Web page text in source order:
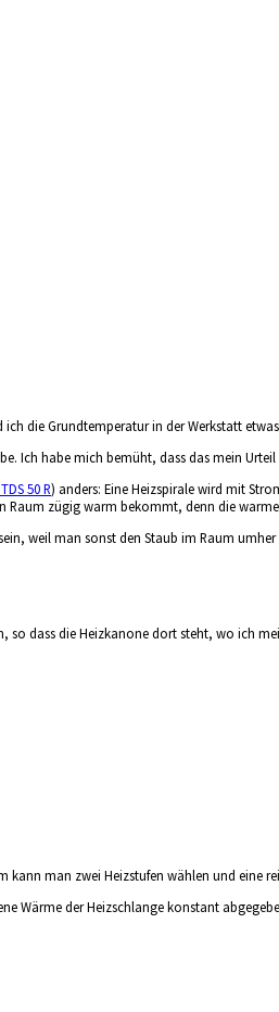
die Grundtemperatur in der Werkstatt
Ich habe mich bemüht, dass das mein Urteil
50 R) anders: Eine Heizspirale wird mit
zügig warm bekommt, denn die
weil man sonst den Staub im Raum
dass die Heizkanone dort steht, wo ich
man zwei Heizstufen wählen und eine
Wärme der Heizschlange konstant